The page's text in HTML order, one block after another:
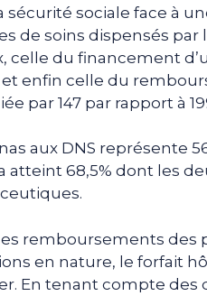
sociale face à
de soins dispensés par
celle du financement
enfin celle du
par 147 par rapport à
aux DNS représente
atteint 68,5% dont les
remboursements des
en nature, le forfait
En tenant compte des